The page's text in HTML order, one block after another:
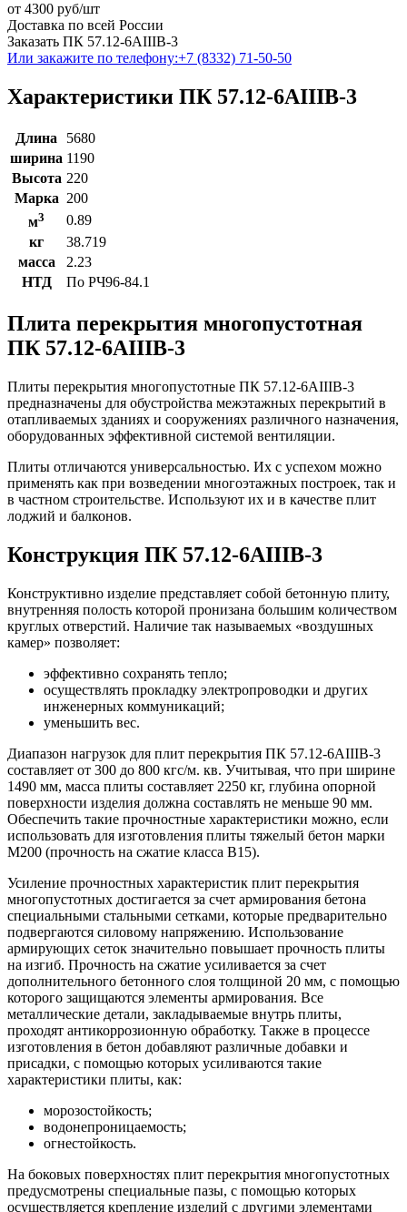
от 4300 руб/шт
Доставка по всей России
Заказать ПК 57.12-6АIIIВ-3
Или закажите по телефону:+7 (8332) 71-50-50
Характеристики ПК 57.12-6АIIIВ-3
Длина
5680
ширина 1190
Высота 220
Марка 200
м3
0.89
кг
38.719
масса
2.23
НТД
По РЧ96-84.1
Плита перекрытия многопустотная
ПК 57.12-6АIIIВ-3
Плиты перекрытия многопустотные ПК 57.12-6АIIIВ-3
предназначены для обустройства межэтажных перекрытий в
отапливаемых зданиях и сооружениях различного назначения,
оборудованных эффективной системой вентиляции.
Плиты отличаются универсальностью. Их с успехом можно
применять как при возведении многоэтажных построек, так и
в частном строительстве. Используют их и в качестве плит
лоджий и балконов.
Конструкция ПК 57.12-6АIIIВ-3
Конструктивно изделие представляет собой бетонную плиту,
внутренняя полость которой пронизана большим количеством
круглых отверстий. Наличие так называемых «воздушных
камер» позволяет:
эффективно сохранять тепло;
осуществлять прокладку электропроводки и других
инженерных коммуникаций;
уменьшить вес.
Диапазон нагрузок для плит перекрытия ПК 57.12-6АIIIВ-3
составляет от 300 до 800 кгс/м. кв. Учитывая, что при ширине
1490 мм, масса плиты составляет 2250 кг, глубина опорной
поверхности изделия должна составлять не меньше 90 мм.
Обеспечить такие прочностные характеристики можно, если
использовать для изготовления плиты тяжелый бетон марки
М200 (прочность на сжатие класса В15).
Усиление прочностных характеристик плит перекрытия
многопустотных достигается за счет армирования бетона
специальными стальными сетками, которые предварительно
подвергаются силовому напряжению. Использование
армирующих сеток значительно повышает прочность плиты
на изгиб. Прочность на сжатие усиливается за счет
дополнительного бетонного слоя толщиной 20 мм, с помощью
которого защищаются элементы армирования. Все
металлические детали, закладываемые внутрь плиты,
проходят антикоррозионную обработку. Также в процессе
изготовления в бетон добавляют различные добавки и
присадки, с помощью которых усиливаются такие
характеристики плиты, как:
морозостойкость;
водонепроницаемость;
огнестойкость.
На боковых поверхностях плит перекрытия многопустотных
предусмотрены специальные пазы, с помощью которых
осуществляется крепление изделий с другими элементами